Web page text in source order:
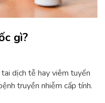
gì?
dịch tễ hay viêm tuyến
truyền nhiễm cấp tính.